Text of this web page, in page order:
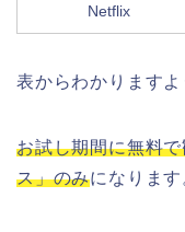
Netflix
表からわかりますよ
お試し期間に無料
ス」のみになります